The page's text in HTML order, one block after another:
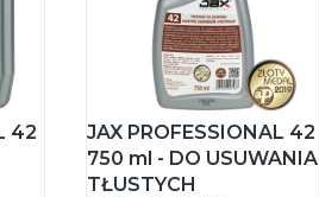
42
JAX PROFESSIONAL 42
750 ml - DO USUWANIA
TŁUSTYCH